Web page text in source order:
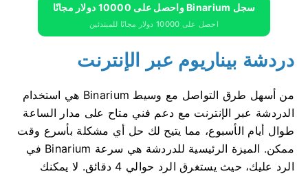
سجل Binarium واحصل على 10000 دولار مجانًا
احصل على 10000 دولار مجانًا للمبتدئين
دردشة بيناريوم عبر الإنترنت
من أسهل طرق التواصل مع وسيط Binarium هي استخدام
الدردشة عبر الإنترنت مع دعم فني متاح على مدار الساعة
طوال أيام الأسبوع، مما يتيح لك حل أي مشكلة بأسرع وقت
ممكن. الميزة الرئيسية للدردشة هي سرعة Binarium في
الرد عليك، حيث يستغرق الرد حوالي 4 دقائق. لا يمكنك